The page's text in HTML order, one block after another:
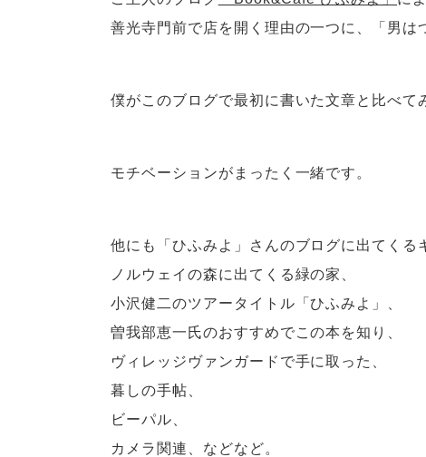
善光寺門前で店を開く理由の一つに、「男は
僕がこのブログで最初に書いた文章と比べて
モチベーションがまったく一緒です。
他にも「ひふみよ」さんのブログに出てくる
ノルウェイの森に出てくる緑の家、
小沢健二のツアータイトル「ひふみよ」、
曽我部恵一氏のおすすめでこの本を知り、
ヴィレッジヴァンガードで手に取った、
暮しの手帖、
ビーパル、
カメラ関連、などなど。